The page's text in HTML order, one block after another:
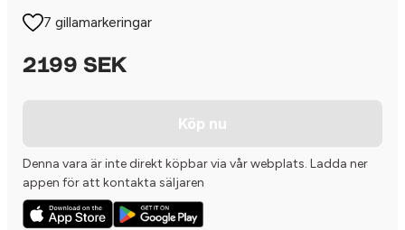
7 gillamarkeringar
2199 SEK
Köp nu
Denna vara är inte direkt köpbar via vår webplats. Ladda ner
appen för att kontakta säljaren